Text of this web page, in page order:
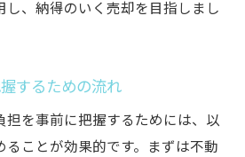
し、納得のいく売却を目指しまし
するための流れ
担を事前に把握するためには、以
ることが効果的です。まずは不動